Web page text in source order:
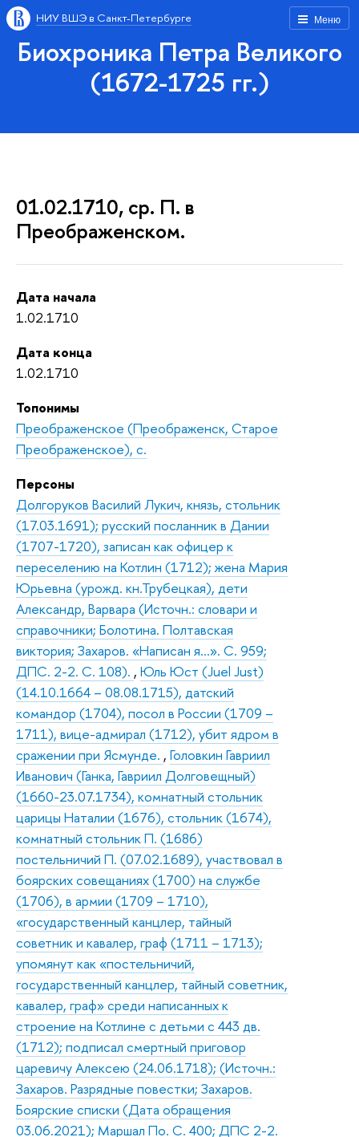
Меню
НИУ ВШЭ в Санкт-Петербурге
Биохроника Петра Великого
(1672-1725 гг.)
01.02.1710, ср. П. в
Преображенском.
Дата начала
1.02.1710
Дата конца
1.02.1710
Топонимы
Преображенское (Преображенск, Старое
Преображенское), с.
Персоны
Долгоруков Василий Лукич, князь, стольник
(17.03.1691); русский посланник в Дании
(1707-1720), записан как офицер к
переселению на Котлин (1712); жена Мария
Юрьевна (урожд. кн.Трубецкая), дети
Александр, Варвара (Источн.: словари и
справочники; Болотина. Полтавская
виктория; Захаров. «Написан я…». С. 959;
ДПС. 2-2. С. 108). , Юль Юст (Juel Just)
(14.10.1664 – 08.08.1715), датский
командор (1704), посол в России (1709 –
1711), вице-адмирал (1712), убит ядром в
сражении при Ясмунде. , Головкин Гавриил
Иванович (Ганка, Гавриил Долговещный)
(1660-23.07.1734), комнатный стольник
царицы Наталии (1676), стольник (1674),
комнатный стольник П. (1686)
постельничий П. (07.02.1689), участвовал в
боярских совещаниях (1700) на службе
(1706), в армии (1709 – 1710),
«государственный канцлер, тайный
советник и кавалер, граф (1711 – 1713);
упомянут как «постельничий,
государственный канцлер, тайный советник,
кавалер, граф» среди написанных к
строение на Котлине с детьми с 443 дв.
(1712); подписал смертный приговор
царевичу Алексею (24.06.1718); (Источн.:
Захаров. Разрядные повестки; Захаров.
Боярские списки (Дата обращения
03.06.2021); Маршал По. С. 400; ДПС 2-2.